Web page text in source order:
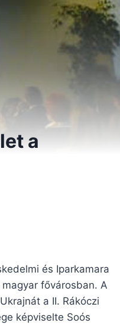
a
és Iparkamara
fővárosban. A
a II. Rákóczi
képviselte Soós